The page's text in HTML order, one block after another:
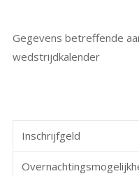
Gegevens betreffende
wedstrijdkalender
Inschrijfgeld